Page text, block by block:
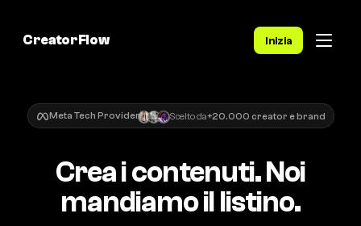
CreatorFlow Inizia
Meta Tech Provider Scelto da+20.000 creator e brand
Crea i contenuti. Noi
mandiamo il listino.